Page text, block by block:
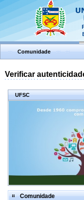
Comunidade
Verificar
UFSC
Comunidade